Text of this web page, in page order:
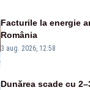
Facturile la energie
România
3 aug. 2026, 12:58
Dunărea scade cu